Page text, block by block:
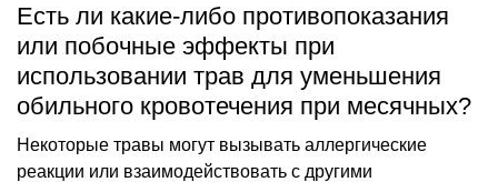
Есть ли какие-либо противопоказания
или побочные эффекты при
использовании трав для уменьшения
обильного кровотечения при месячных?
Некоторые травы могут вызывать аллергические
реакции или взаимодействовать с другими